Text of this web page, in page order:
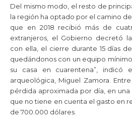
Del mismo modo, el resto de
la región ha optado por el camino de
que en 2018 recibió más de
extranjeros, el Gobierno decretó
con ella, el cierre durante 15 días
quedándonos con un equipo
su casa en cuarentena”, indicó
arqueológica, Miguel Zamora.
pérdida aproximada por día, en
que no tiene en cuenta el gasto en
de 700.000 dólares.